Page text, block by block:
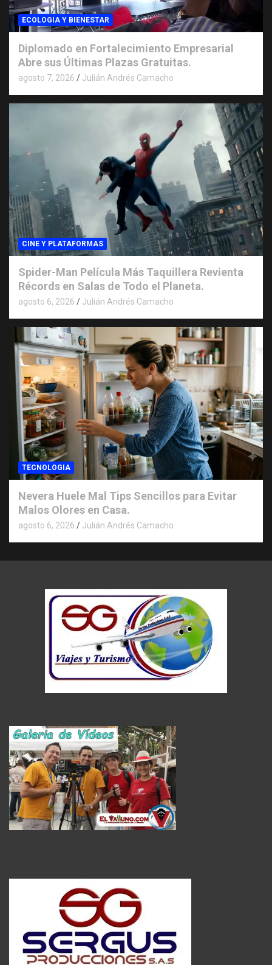
ECOLOGIA Y BIENESTAR
Diplomado en Fortalecimiento Empresarial
Abre sus Últimas Plazas Gratuitas.
agosto 7, 2026 Julián Andrés Camacho
CINE Y PLATAFORMAS
Spider-Man Película Más Taquillera Revienta
Récords en Salas de Todo el Planeta.
agosto 6, 2026 Julián Andrés Camacho
TECNOLOGIA
Nevera Huele Mal Tips Sencillos para Evitar
Malos Olores en Casa.
agosto 6, 2026 Julián Andrés Camacho